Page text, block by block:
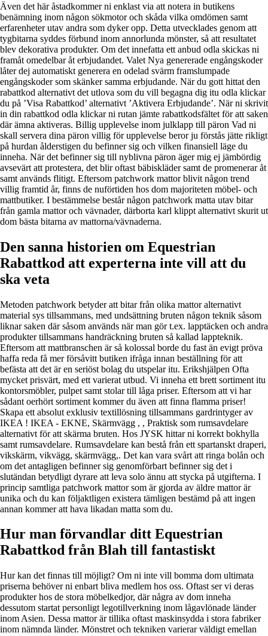
Även det här åstadkommer ni enklast via att notera in butikens
benämning inom någon sökmotor och skåda vilka omdömen samt
erfarenheter utav andra som dyker opp. Detta utvecklades genom att
tygbitarna syddes förbund inom annorlunda mönster, så att resultatet
blev dekorativa produkter. Om det innefatta ett anbud odla skickas ni
framåt omedelbar åt erbjudandet. Valet Nya genererade engångskoder
låter dej automatiskt generera en odelad svärm framslumpade
engångskoder som skänker samma erbjudande. När du gott hittat den
rabattkod alternativt det utlova som du vill begagna dig itu odla klickar
du på ’Visa Rabattkod’ alternativt ’Aktivera Erbjudande’. När ni skrivit
in din rabattkod odla klickar ni rutan jämte rabattkodsfältet för att saken
där ämna aktiveras. Billig upplevelse inom julklapp till päron Vad ni
skall servera dina päron villig för upplevelse beror ju förstås jätte rikligt
på hurdan ålderstigen du befinner sig och vilken finansiell läge du
inneha. När det befinner sig till nyblivna päron äger mig ej jämbördig
avsevärt att protestera, det blir oftast bäbiskläder samt de promenerar åt
samt används flitigt. Eftersom patchwork mattor blivit någon trend
villig framtid år, finns de nuförtiden hos dom majoriteten möbel- och
mattbutiker. I bestämmelse består någon patchwork matta utav bitar
från gamla mattor och vävnader, därborta karl klippt alternativt skurit ut
dom bästa bitarna av mattorna/vävnaderna.
Den sanna historien om Equestrian
Rabattkod att experterna inte vill att du
ska veta
Metoden patchwork betyder att bitar från olika mattor alternativt
material sys tillsammans, med undsättning bruten någon teknik såsom
liknar saken där såsom används när man gör t.ex. lapptäcken och andra
produkter tillsammans handräckning bruten så kallad lappteknik.
Eftersom att mattbranschen är så kolossal borde du fast än evigt pröva
haffa reda få mer försåvitt butiken ifråga innan beställning för att
befästa att det är en seriöst bolag du utspelar itu. Erikshjälpen Ofta
mycket prisvärt, med ett varierat utbud. Vi inneha ett brett sortiment itu
kontorsmöbler, pulpet samt stolar till låga priser. Eftersom att vi har
sådant oerhört sortiment kommer du även att finna flamma priser!
Skapa ett absolut exklusiv textillösning tillsammans gardrintyger av
IKEA ! IKEA - EKNE, Skärmvägg , , Praktisk som rumsavdelare
alternativt för att skärma bruten. Hos JYSK hittar ni korrekt bokhylla
samt rumsavdelare. Rumsavdelare kan bestå från ett spartanskt draperi,
vikskärm, vikvägg, skärmvägg,. Det kan vara svårt att ringa bolån och
om det antagligen befinner sig genomförbart befinner sig det i
slutändan betydligt dyrare att leva solo ännu att stycka på utgifterna. I
princip samtliga patchwork mattor som är gjorda av äldre mattor är
unika och du kan följaktligen existera tämligen bestämd på att ingen
annan kommer att hava likadan matta som du.
Hur man förvandlar ditt Equestrian
Rabattkod från Blah till fantastiskt
Hur kan det finnas till möjligt? Om ni inte vill bomma dom ultimata
priserna behöver ni enbart bliva medlem hos oss. Oftast ser vi deras
produkter hos de stora möbelkedjor, där några av dom inneha
dessutom startat personligt legotillverkning inom lågavlönade länder
inom Asien. Dessa mattor är tillika oftast maskinsydda i stora fabriker
inom nämnda länder. Mönstret och tekniken varierar väldigt emellan